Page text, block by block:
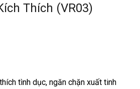
Thích (VR03)
tình dục, ngăn chặn xuất tinh